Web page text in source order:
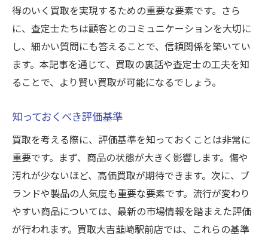
得のいく買取を実現するための重要な要素です。さら
に、査定士たちは顧客とのコミュニケーションを大切に
し、細かい質問にも答えることで、信頼関係を築いてい
ます。本記事を通じて、買取の裏話や査定士の工夫を知
ることで、より賢い買取が可能になるでしょう。
知っておくべき評価基準
買取を考える際に、評価基準を知っておくことは非常に
重要です。まず、商品の状態が大きく影響します。傷や
汚れが少ないほど、高価買取が期待できます。次に、ブ
ランドや製品の人気度も重要な要素です。流行が変わり
やすい商品については、最新の市場情報を踏まえた評価
が行われます。買取大吉韮崎駅前店では、これらの基準